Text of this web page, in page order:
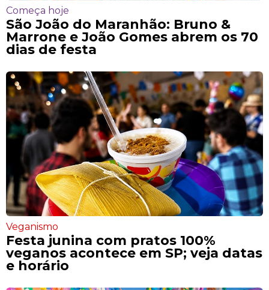
Começa hoje
São João do Maranhão: Bruno &
Marrone e João Gomes abrem os 70
dias de festa
Veganismo
Festa junina com pratos 100%
veganos acontece em SP; veja datas
e horário